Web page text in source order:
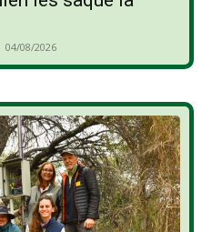
04/08/2026